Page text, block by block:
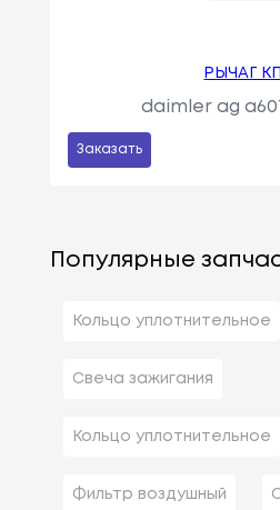
РЫЧАГ
daimler ag
Заказать
Популярные
Кольцо уплотнительное
Свеча зажигания
Кольцо уплотнительное
Фильтр воздушный